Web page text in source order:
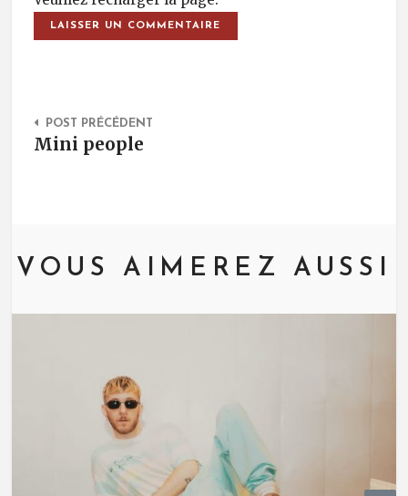
Post Navigation
POST PRÉCÉDENT
Mini people
VOUS AIMEREZ AUSSI